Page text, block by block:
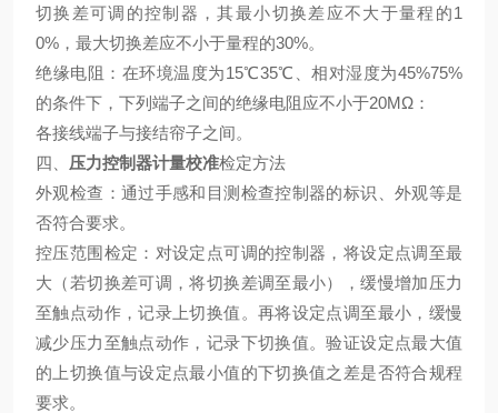
切换差可调的控制器，其最小切换差应不大于量程的1
0%，最大切换差应不小于量程的30%。
绝缘电阻：在环境温度为15℃35℃、相对湿度为45%75%
的条件下，下列端子之间的绝缘电阻应不小于20MΩ：
各接线端子与接结帘子之间。
四、 压力控制器计量校准检定方法
外观检查：通过手感和目测检查控制器的标识、外观等是
否符合要求。
控压范围检定：对设定点可调的控制器，将设定点调至最
大（若切换差可调，将切换差调至最小），缓慢增加压力
至触点动作，记录上切换值。再将设定点调至最小，缓慢
减少压力至触点动作，记录下切换值。验证设定点最大值
的上切换值与设定点最小值的下切换值之差是否符合规程
要求。